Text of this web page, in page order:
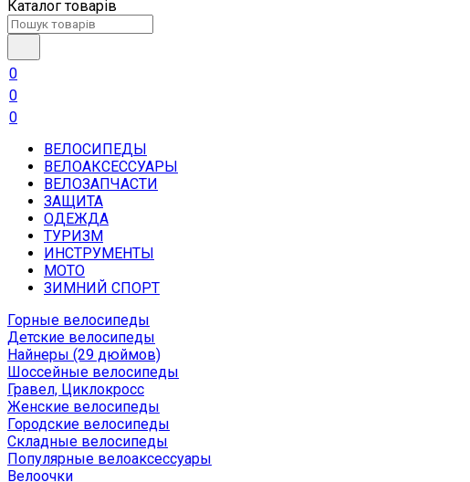
Каталог товарів
0
0
0
ВЕЛОСИПЕДЫ
ВЕЛОАКСЕССУАРЫ
ВЕЛОЗАПЧАСТИ
ЗАЩИТА
ОДЕЖДА
ТУРИЗМ
ИНСТРУМЕНТЫ
МОТО
ЗИМНИЙ СПОРТ
Горные велосипеды
Детские велосипеды
Найнеры (29 дюймов)
Шоссейные велосипеды
Гравел, Циклокросс
Женские велосипеды
Городcкие велосипеды
Складные велосипеды
Популярные велоаксессуары
Велоочки